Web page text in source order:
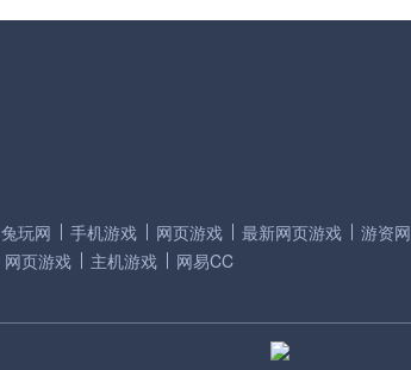
兔玩网 手机游戏 网页游戏 最新网页游戏 游资网
网页游戏 主机游戏 网易CC